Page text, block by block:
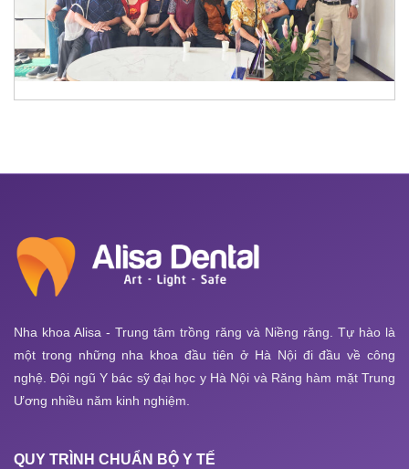
Nha khoa Alisa - Trung tâm trồng răng và Niềng răng. Tự hào là
một trong những nha khoa đầu tiên ở Hà Nội đi đầu về công
nghệ. Đội ngũ Y bác sỹ đại học y Hà Nội và Răng hàm mặt Trung
Ương nhiều năm kinh nghiệm.
QUY TRÌNH CHUẨN BỘ Y TẾ